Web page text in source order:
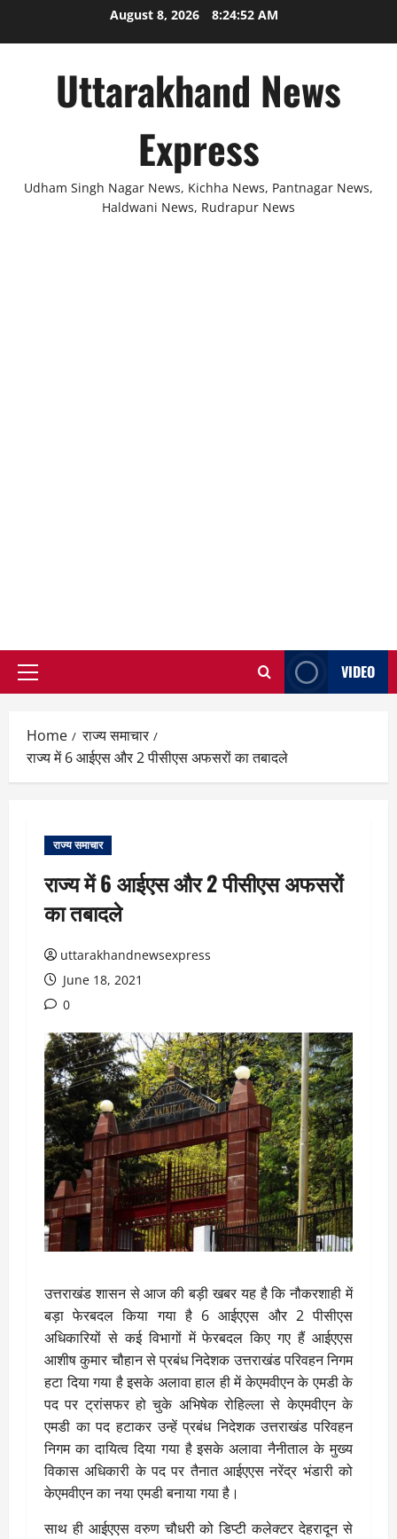
August 8, 2026 8:24:52 AM
Uttarakhand News
Express
Udham Singh Nagar News, Kichha News, Pantnagar News,
Haldwani News, Rudrapur News
Primary
VIDEO
Home
राज्य समाचार
राज्य में 6 आईएस और 2 पीसीएस अफसरों का तबादले
राज्य समाचार
राज्य में 6 आईएस और 2 पीसीएस अफसरों
का तबादले
uttarakhandnewsexpress
June 18, 2021
0
उत्तराखंड शासन से आज की बड़ी खबर यह है कि नौकरशाही में
बड़ा फेरबदल किया गया है 6 आईएएस और 2 पीसीएस
अधिकारियों से कई विभागों में फेरबदल किए गए हैं आईएएस
आशीष कुमार चौहान से प्रबंध निदेशक उत्तराखंड परिवहन निगम
हटा दिया गया है इसके अलावा हाल ही में केएमवीएन के एमडी के
पद पर ट्रांसफर हो चुके अभिषेक रोहिल्ला से केएमवीएन के
एमडी का पद हटाकर उन्हें प्रबंध निदेशक उत्तराखंड परिवहन
निगम का दायित्व दिया गया है इसके अलावा नैनीताल के मुख्य
विकास अधिकारी के पद पर तैनात आईएएस नरेंद्र भंडारी को
केएमवीएन का नया एमडी बनाया गया है।
साथ ही आईएएस वरुण चौधरी को डिप्टी कलेक्टर देहरादून से